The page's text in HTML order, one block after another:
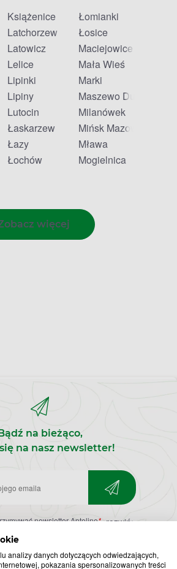
analizy danych dotyczących odwiedzających,
pokazania spersonalizowanych treści
Książenice
Latchorzew
Latowicz
Lelice
Lipinki
Lipiny
Lutocin
Łaskarzew
Łazy
Łochów
Łomianki
Łosice
Maciejowice
Mała Wieś
Marki
Maszewo Duże
Milanówek
Mińsk Mazowiecki
Mława
Mogielnica
więcej
na bieżąco,
na nasz newsletter!
newsletter Apteline* rozwiń>